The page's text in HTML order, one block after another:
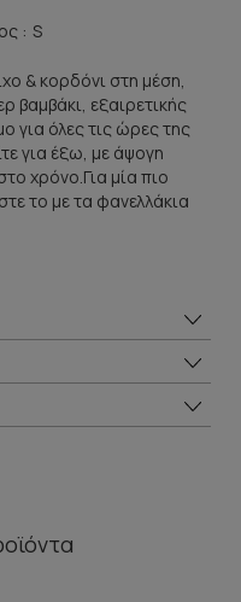
:
& κορδόνι στη μέση,
βαμβάκι, εξαιρετικής
για όλες τις ώρες της
για έξω, με άψογη
χρόνο.Για μία πιο
το με τα φανελλάκια